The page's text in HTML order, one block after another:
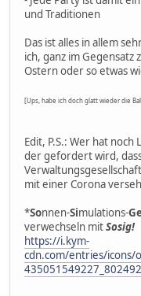
und Traditionen
Das ist alles in allem
ich, ganz im Gegensatz
Ostern oder so etwas
[Ups, habe ich doch glatt wieder die
Edit, P.S.: Wer hat
der gefordert wird,
mit einer Corona
*Sonnen-Simulations-
verwechseln mitSosig!
https://i.kym-
cdn.com/entries/